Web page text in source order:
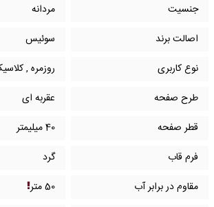
جنسیت
مردانه
اصالت برند
سوئیس
نوع کاربری
روزمره ,
طرح صفحه
عقربه ای
قطر صفحه
40 میلیمتر
فرم قاب
گرد
مقاوم در برابر آب
50 متر